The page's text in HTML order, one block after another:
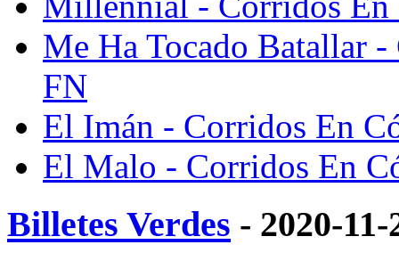
Me Ha Tocado Batallar
FN
El Imán - Corridos En
El Malo - Corridos En
Billetes Verdes - 2020-